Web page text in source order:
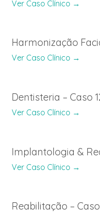
Ver Caso Clínico →
Harmonização
Ver Caso Clínico →
Dentisteria – Caso
Ver Caso Clínico →
Implantologia &
Ver Caso Clínico →
Reabilitação – Caso